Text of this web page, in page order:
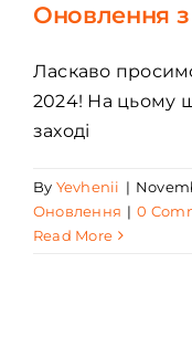
Оновлення
Ласкаво
2024! На цьому
заході
By Yevhenii |
Оновлення | 0
Read More